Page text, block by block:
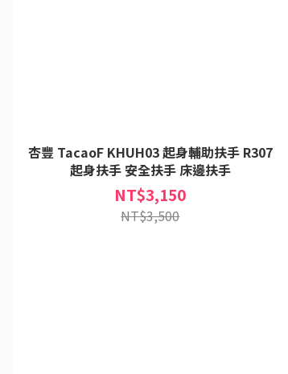
杏豐 TacaoF KHUH03 起身輔助扶手 R307
起身扶手 安全扶手 床邊扶手
NT$3,150
NT$3,500